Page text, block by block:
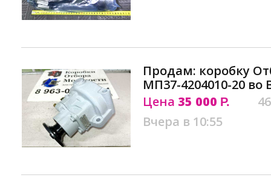
Продам: коробку
МП37-4204010-20 во
Цена 35 000 Р.
Вчера в 10:55